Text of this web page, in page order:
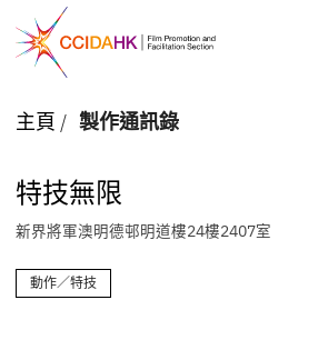
主頁 / 製作通訊錄
特技無限
新界將軍澳明德邨明道樓24樓2407室
動作／特技